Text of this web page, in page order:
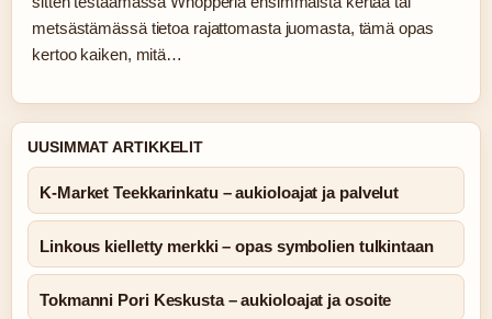
metsästämässä tietoa rajattomasta juomasta, tämä opas
kertoo kaiken, mitä…
UUSIMMAT ARTIKKELIT
K-Market Teekkarinkatu – aukioloajat ja palvelut
Linkous kielletty merkki – opas symbolien tulkintaan
Tokmanni Pori Keskusta – aukioloajat ja osoite